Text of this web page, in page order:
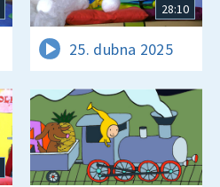
28:10
25. dubna 2025